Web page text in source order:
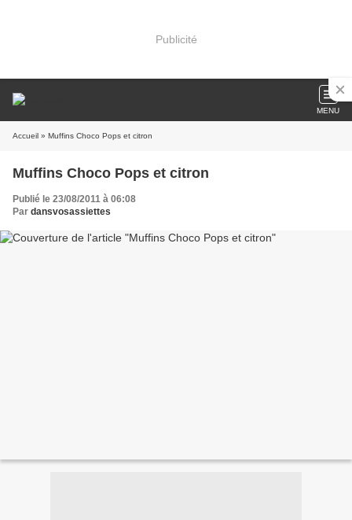
Publicité
MENU
Accueil » Muffins Choco Pops et citron
Muffins Choco Pops et citron
Publié le 23/08/2011 à 06:08
Par dansvosassiettes